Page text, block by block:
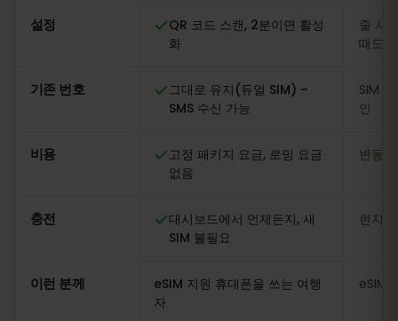
설정
QR 코드 스캔, 2분이면 활성
화
줄 서
때도
기존 번호
그대로 유지(듀얼 SIM) –
SMS 수신 가능
SIM
인
비용
고정 패키지 요금, 로밍 요금
없음
변동
충전
대시보드에서 언제든지, 새
SIM 불필요
현지
이런 분께
eSIM 지원 휴대폰을 쓰는 여행
자
eSIM